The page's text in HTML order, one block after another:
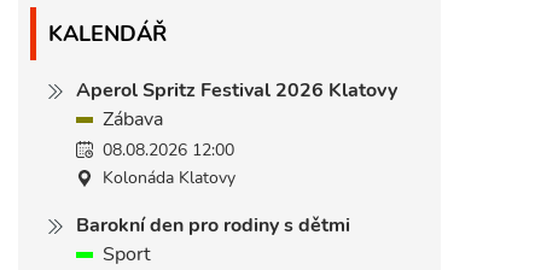
KALENDÁŘ
Aperol Spritz Festival 2026 Klatovy
Zábava
08.08.2026 12:00
Kolonáda Klatovy
Barokní den pro rodiny s dětmi
Sport